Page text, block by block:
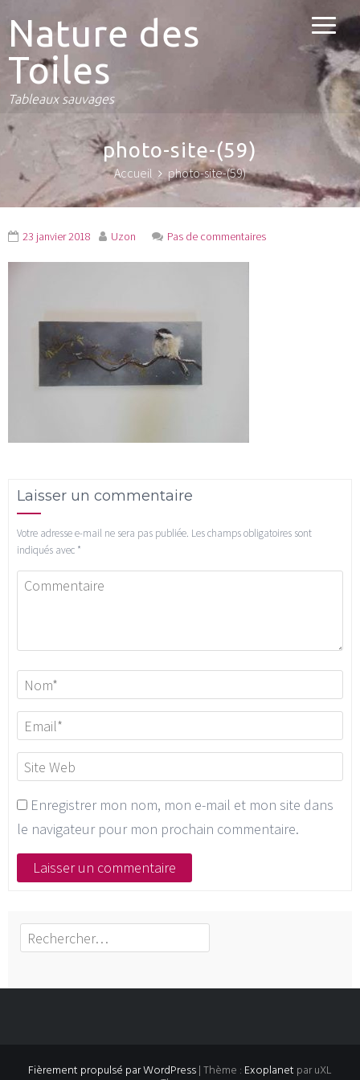
Nature des
Toiles
Tableaux sauvages
photo-site-(59)
Accueil photo-site-(59)
23 janvier 2018 Uzon Pas de commentaires
Laisser un commentaire
Votre adresse e-mail ne sera pas publiée. Les champs obligatoires sont
indiqués avec *
Enregistrer mon nom, mon e-mail et mon site dans
le navigateur pour mon prochain commentaire.
Rechercher :
Fièrement propulsé par WordPress|Thème : Exoplanet par uXL